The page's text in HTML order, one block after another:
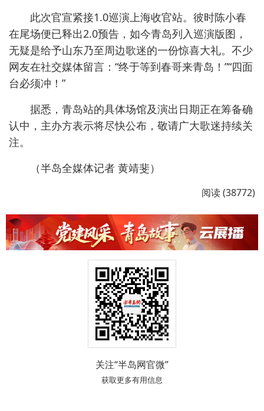
此次官宣紧接1.0巡演上海收官站。彼时陈小春
在尾场便已释出2.0预告，如今青岛列入巡演版图，
无疑是给予山东乃至周边歌迷的一份惊喜大礼。不少
网友在社交媒体留言：“终于等到春哥来青岛！”“四面
台必须冲！”
据悉，青岛站的具体场馆及演出日期正在筹备确
认中，主办方表示将尽快公布，敬请广大歌迷持续关
注。
（半岛全媒体记者 黄靖斐）
阅读 (38772)
关注“半岛网官微”
获取更多有用信息